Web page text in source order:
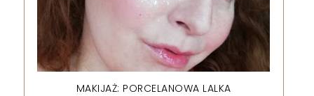
MAKIJAŻ: PORCELANOWA LALKA